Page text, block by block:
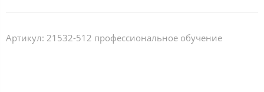
Артикул: 21532-512 профессиональное обучение